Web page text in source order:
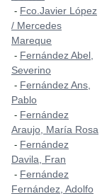
- Fco.Javier López
/ Mercedes
Mareque
- Fernández Abel,
Severino
- Fernández Ans,
Pablo
- Fernández
Araujo, María Rosa
- Fernández
Davila, Fran
- Fernández
Fernández, Adolfo